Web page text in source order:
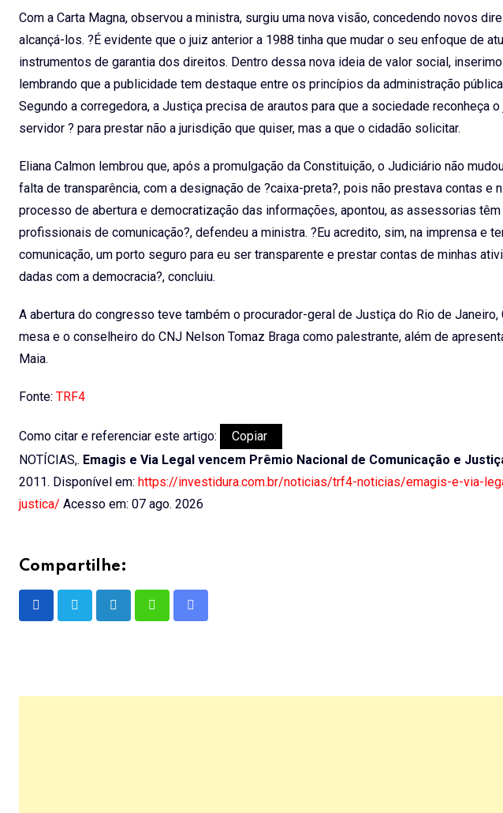
Com a Carta Magna, observou a ministra, surgiu uma nova visão, concedendo novos
alcançá-los. ?É evidente que o juiz anterior a 1988 tinha que mudar o seu enfoque de
instrumentos de garantia dos direitos. Dentro dessa nova ideia de valor social,
lembrando que a publicidade tem destaque entre os princípios da administração
Segundo a corregedora, a Justiça precisa de arautos para que a sociedade reconheça
servidor ? para prestar não a jurisdição que quiser, mas a que o cidadão solicitar.
Eliana Calmon lembrou que, após a promulgação da Constituição, o Judiciário não
falta de transparência, com a designação de ?caixa-preta?, pois não prestava contas e
processo de abertura e democratização das informações, apontou, as assessorias
profissionais de comunicação?, defendeu a ministra. ?Eu acredito, sim, na imprensa e
comunicação, um porto seguro para eu ser transparente e prestar contas de minhas
dadas com a democracia?, concluiu.
A abertura do congresso teve também o procurador-geral de Justiça do Rio de
mesa e o conselheiro do CNJ Nelson Tomaz Braga como palestrante, além de
Maia.
Fonte: TRF4
Como citar e referenciar este artigo:
Copiar
NOTÍCIAS,. Emagis e Via Legal vencem Prêmio Nacional de Comunicação e
2011. Disponível em: https://investidura.com.br/noticias/trf4-noticias/emagis-e-via-
justica/ Acesso em: 07 ago. 2026
Compartilhe:
LinkedInWhatsappShare